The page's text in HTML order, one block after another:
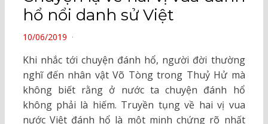
hổ nổi danh sử Việt
POSTED
10/06/2019
Khi nhắc tới chuyện đánh hổ, người đời thường
nghĩ đến nhân vật Võ Tòng trong Thuỷ Hử mà
không biết rằng ở nước ta chuyện đánh hổ
không phải là hiếm. Truyền tụng về hai vị vua
nước Việt đánh hổ là một minh chứng rõ nhất